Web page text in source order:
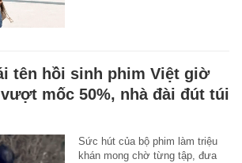
tên hồi sinh phim Việt giờ
mốc 50%, nhà đài đút túi
Sức hút của bộ phim làm triệu
khán mong chờ từng tập, đưa